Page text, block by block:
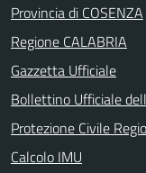
Provincia di COSENZA
Regione CALABRIA
Gazzetta Ufficiale
Bollettino Ufficiale
Protezione Civile
Calcolo IMU